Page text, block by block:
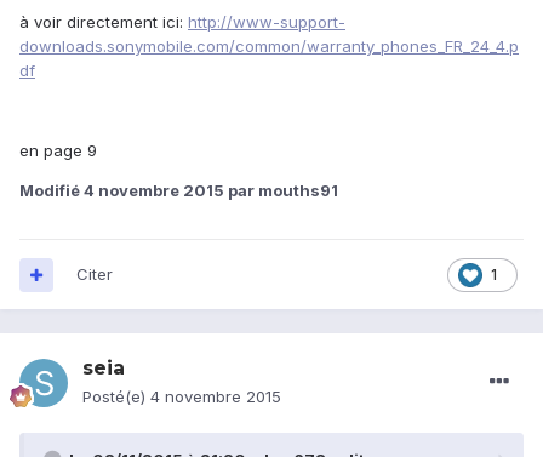
à voir directement ici: http://www-support-
downloads.sonymobile.com/common/warranty_phones_FR_24_4.p
df
en page 9
Modifié4 novembre 2015 par mouths91
1
Citer
seia
Posté(e) 4 novembre 2015